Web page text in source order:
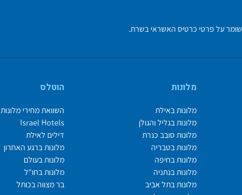
מלונות
מלונות באילת
מלונות בגליל והגולן
מלונות סובב כנרת
מלונות בטבריה
מלונות בחיפה
מלונות בנתניה
מלונות בתל אביב
הוטלס
השוואת מחירי מלונות
Israel Hotels
דילים לאילת
מלונות ברגע האחרון
מלונות בעולם
מלונות בחו"ל
בר מצווה בכותל